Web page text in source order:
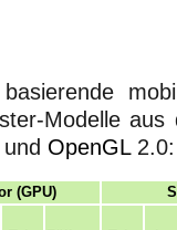
Modelle aus
OpenGL2.0:
(GPU)